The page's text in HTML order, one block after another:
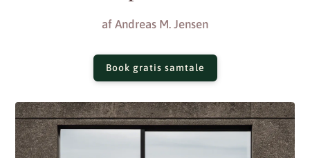
af Andreas M. Jensen
Book gratis samtale